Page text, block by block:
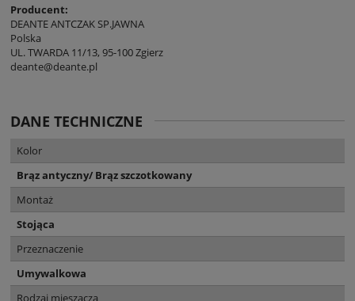
Producent:
DEANTE ANTCZAK SP.JAWNA
Polska
UL. TWARDA 11/13, 95-100 Zgierz
deante@deante.pl
DANE TECHNICZNE
Kolor
Brąz antyczny/ Brąz szczotkowany
Montaż
Stojąca
Przeznaczenie
Umywalkowa
Rodzaj mieszacza